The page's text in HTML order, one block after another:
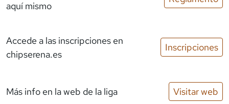
aquí mismo
Accede a las inscripciones en
chipserena.es
Inscripciones
Más info en la web de la liga Visitar web